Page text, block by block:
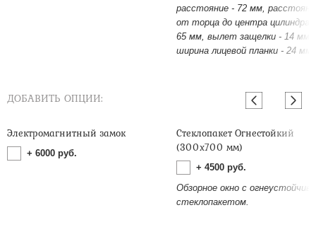
расстояние - 72 мм,
от торца до центра цилиндра -
65 мм, вылет защелки - 14 мм,
ширина лицевой планки - 24 мм.
ДОБАВИТЬ ОПЦИИ:
Электромагнитный замок
+ 6000 руб.
Стеклопакет Огнестойкий
(300х700 мм)
+ 4500 руб.
Обзорное окно с
стеклопакетом.